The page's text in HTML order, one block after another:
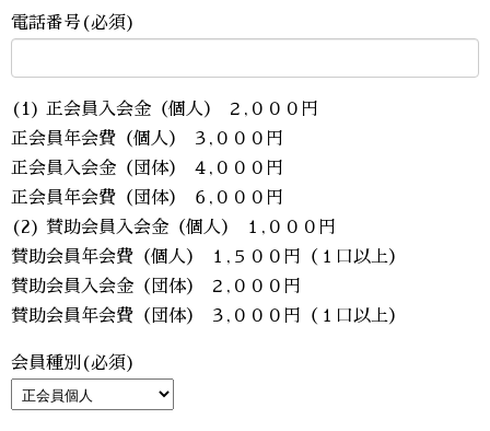
電話番号(必須)
(1) 正会員入会金（個人） ２,０００円
正会員年会費（個人） ３,０００円
正会員入会金（団体） ４,０００円
正会員年会費（団体） ６,０００円
(2) 賛助会員入会金（個人） １,０００円
賛助会員年会費（個人） １,５００円（１口以上）
賛助会員入会金（団体） ２,０００円
賛助会員年会費（団体） ３,０００円（１口以上）
会員種別(必須)